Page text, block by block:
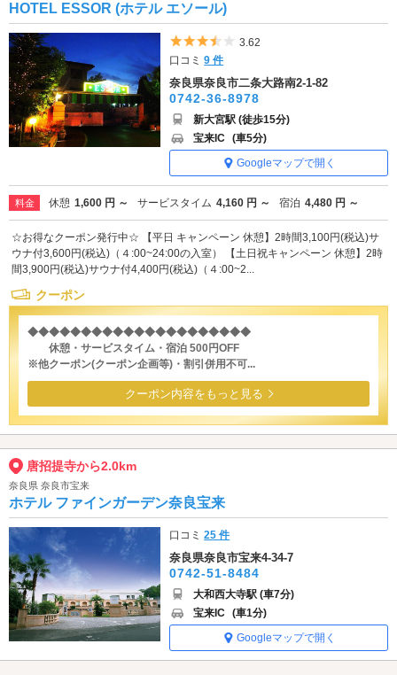
HOTEL ESSOR (ホテル エソール)
5つ星のうち3.5
3.62
口コミ9 件
奈良県奈良市二条大路南2-1-82
0742-36-8978
新大宮駅 (徒歩15分)
宝来IC (車5分)
Googleマップで開く
料金 休憩 1,600 円 ～ サービスタイム 4,160 円 ～ 宿泊 4,480 円 ～
☆お得なクーポン発行中☆ 【平日 キャンペーン 休憩】2時間3,100円(税込)サ
ウナ付3,600円(税込)（４:00~24:00の入室） 【土日祝キャンペーン 休憩】2時
間3,900円(税込)サウナ付4,400円(税込)（４:00~2...
クーポン
◆◆◆◆◆◆◆◆◆◆◆◆◆◆◆◆◆◆◆◆◆
休憩・サービスタイム・宿泊 500円OFF
※他クーポン(クーポン企画等)・割引併用不可...
クーポン内容をもっと見る
唐招提寺から2.0km
奈良県 奈良市宝来
ホテル ファインガーデン奈良宝来
口コミ25 件
奈良県奈良市宝来4-34-7
0742-51-8484
大和西大寺駅 (車7分)
宝来IC (車1分)
Googleマップで開く